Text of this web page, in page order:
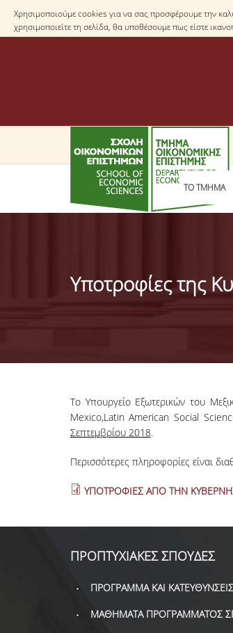
Χρησιμοποιούμε cookies για να σας προσφέρουμε την
χρησιμοποιείτε τη σελίδα, θα υποθέσουμε πως είστε
ΤΟ TΜΗΜΑ
Υποτροφίες της
Το Υπουργείο Εξωτερικών του
Mexico,Latin American Social
Σεπτεμβρίου 2018.
Περισσότερες πληροφορίες είναι
ΥΠΟΤΡΟΦΙΕΣ ΑΠΟ ΤΗΝ
ΠΡΟΠΤΥΧΙΑΚΕΣ ΣΠΟΥΔΕΣ
ΠΡΟΓΡΑΜΜΑ ΚΑΙ
ΜΑΘΗΜΑΤΑ ΠΡΟΓΡΑΜΜΑΤΟΣ